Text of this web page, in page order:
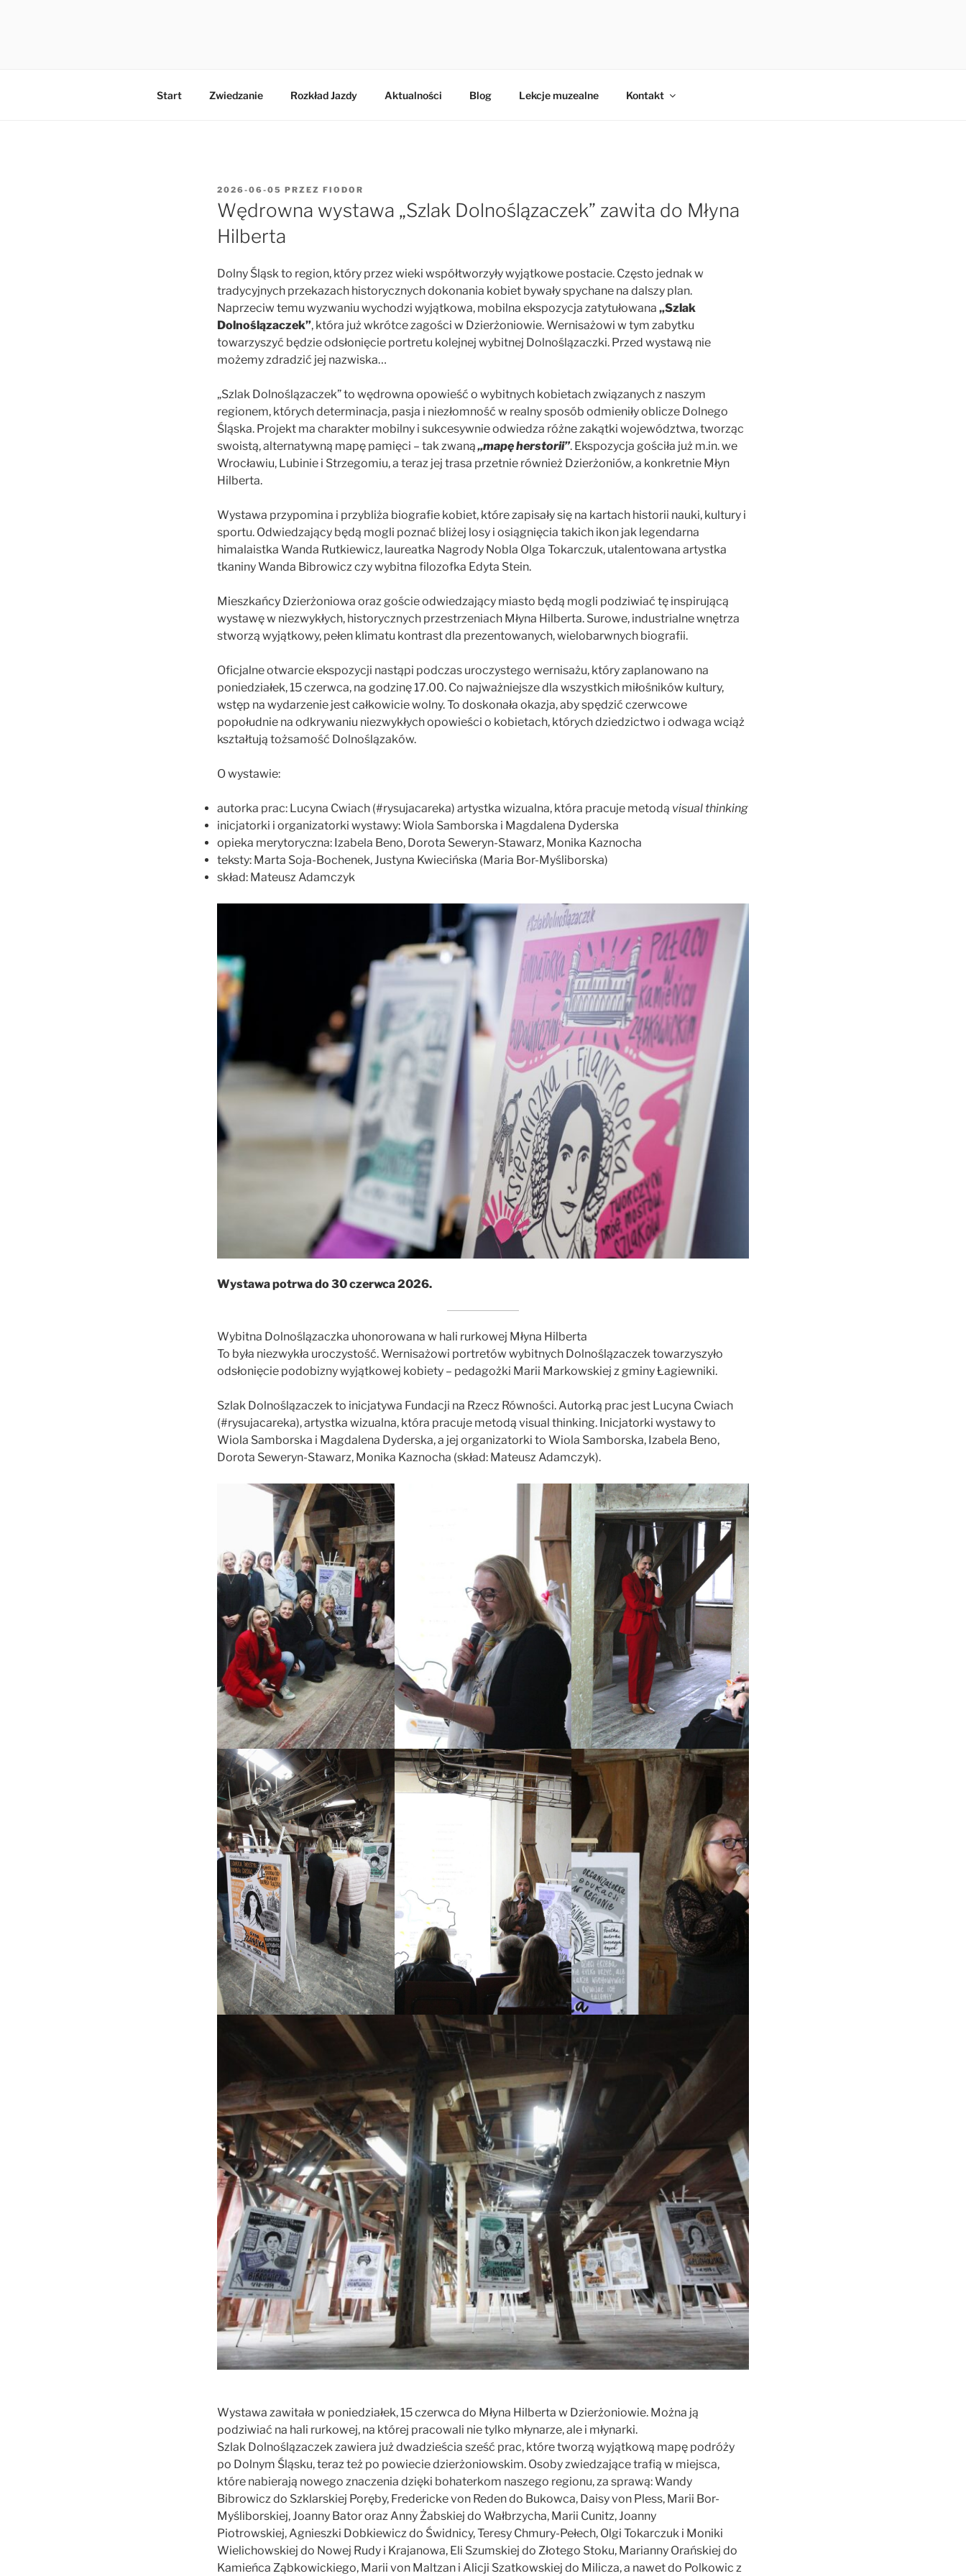
Start Zwiedzanie Rozkład Jazdy Aktualności Blog Lekcje muzealne Kontakt
OPUBLIKOWANE
W
2026-06-05 PRZEZ FIODOR
Wędrowna wystawa „Szlak Dolnoślązaczek” zawita do Młyna
Hilberta
Dolny Śląsk to region, który przez wieki współtworzyły wyjątkowe postacie. Często jednak w
tradycyjnych przekazach historycznych dokonania kobiet bywały spychane na dalszy plan.
Naprzeciw temu wyzwaniu wychodzi wyjątkowa, mobilna ekspozycja zatytułowana „Szlak
Dolnoślązaczek”, która już wkrótce zagości w Dzierżoniowie. Wernisażowi w tym zabytku
towarzyszyć będzie odsłonięcie portretu kolejnej wybitnej Dolnoślązaczki. Przed wystawą nie
możemy zdradzić jej nazwiska…
„Szlak Dolnoślązaczek” to wędrowna opowieść o wybitnych kobietach związanych z naszym
regionem, których determinacja, pasja i niezłomność w realny sposób odmieniły oblicze Dolnego
Śląska. Projekt ma charakter mobilny i sukcesywnie odwiedza różne zakątki województwa, tworząc
swoistą, alternatywną mapę pamięci – tak zwaną„mapę herstorii”. Ekspozycja gościła już m.in. we
Wrocławiu, Lubinie i Strzegomiu, a teraz jej trasa przetnie również Dzierżoniów, a konkretnie Młyn
Hilberta.
Wystawa przypomina i przybliża biografie kobiet, które zapisały się na kartach historii nauki, kultury i
sportu. Odwiedzający będą mogli poznać bliżej losy i osiągnięcia takich ikon jak legendarna
himalaistka Wanda Rutkiewicz, laureatka Nagrody Nobla Olga Tokarczuk, utalentowana artystka
tkaniny Wanda Bibrowicz czy wybitna filozofka Edyta Stein.
Mieszkańcy Dzierżoniowa oraz goście odwiedzający miasto będą mogli podziwiać tę inspirującą
wystawę w niezwykłych, historycznych przestrzeniach Młyna Hilberta. Surowe, industrialne wnętrza
stworzą wyjątkowy, pełen klimatu kontrast dla prezentowanych, wielobarwnych biografii.
Oficjalne otwarcie ekspozycji nastąpi podczas uroczystego wernisażu, który zaplanowano na
poniedziałek, 15 czerwca, na godzinę 17.00. Co najważniejsze dla wszystkich miłośników kultury,
wstęp na wydarzenie jest całkowicie wolny. To doskonała okazja, aby spędzić czerwcowe
popołudnie na odkrywaniu niezwykłych opowieści o kobietach, których dziedzictwo i odwaga wciąż
kształtują tożsamość Dolnoślązaków.
O wystawie:
autorka prac: Lucyna Cwiach (#rysujacareka) artystka wizualna, która pracuje metodą visual thinking
inicjatorki i organizatorki wystawy: Wiola Samborska i Magdalena Dyderska
opieka merytoryczna: Izabela Beno, Dorota Seweryn-Stawarz, Monika Kaznocha
teksty: Marta Soja-Bochenek, Justyna Kwiecińska (Maria Bor-Myśliborska)
skład: Mateusz Adamczyk
Wystawa potrwa do 30 czerwca 2026.
Wybitna Dolnoślązaczka uhonorowana w hali rurkowej Młyna Hilberta
To była niezwykła uroczystość. Wernisażowi portretów wybitnych Dolnoślązaczek towarzyszyło
odsłonięcie podobizny wyjątkowej kobiety – pedagożki Marii Markowskiej z gminy Łagiewniki.
Szlak Dolnoślązaczek to inicjatywa Fundacji na Rzecz Równości. Autorką prac jest Lucyna Cwiach
(#rysujacareka), artystka wizualna, która pracuje metodą visual thinking. Inicjatorki wystawy to
Wiola Samborska i Magdalena Dyderska, a jej organizatorki to Wiola Samborska, Izabela Beno,
Dorota Seweryn-Stawarz, Monika Kaznocha (skład: Mateusz Adamczyk).
Wystawa zawitała w poniedziałek, 15 czerwca do Młyna Hilberta w Dzierżoniowie. Można ją
podziwiać na hali rurkowej, na której pracowali nie tylko młynarze, ale i młynarki.
Szlak Dolnoślązaczek zawiera już dwadzieścia sześć prac, które tworzą wyjątkową mapę podróży
po Dolnym Śląsku, teraz też po powiecie dzierżoniowskim. Osoby zwiedzające trafią w miejsca,
które nabierają nowego znaczenia dzięki bohaterkom naszego regionu, za sprawą: Wandy
Bibrowicz do Szklarskiej Poręby, Fredericke von Reden do Bukowca, Daisy von Pless, Marii Bor-
Myśliborskiej, Joanny Bator oraz Anny Żabskiej do Wałbrzycha, Marii Cunitz, Joanny
Piotrowskiej, Agnieszki Dobkiewicz do Świdnicy, Teresy Chmury-Pełech, Olgi Tokarczuk i Moniki
Wielichowskiej do Nowej Rudy i Krajanowa, Eli Szumskiej do Złotego Stoku, Marianny Orańskiej do
Kamieńca Ząbkowickiego, Marii von Maltzan i Alicji Szatkowskiej do Milicza, a nawet do Polkowic z